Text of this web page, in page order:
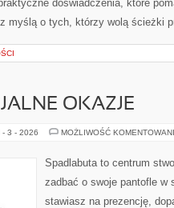
doświadczenia, które
z myślą o tych, którzy wolą ścieżki
OKAZJE
- 3 - 2026 MOŻLIWOŚĆ
Spadlabuta to centrum
zadbać o swoje pantofle w
stawiasz na prezencję,